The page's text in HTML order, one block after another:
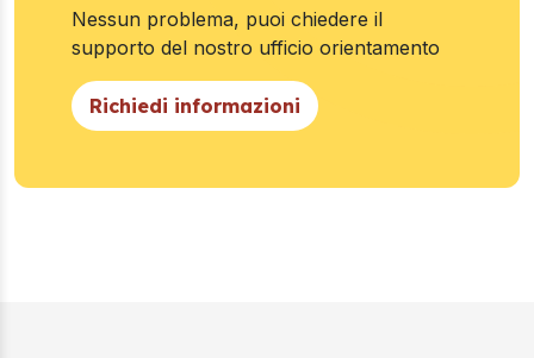
Nessun problema, puoi chiedere il
supporto del nostro ufficio orientamento
Richiedi informazioni